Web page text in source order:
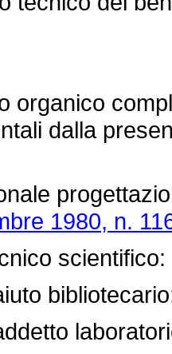
dalla
1980, n.
scientifico: